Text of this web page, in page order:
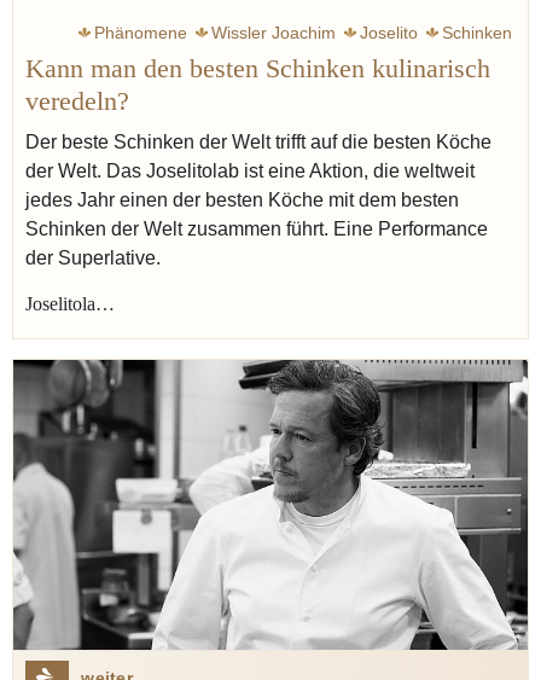
Phänomene Wissler Joachim Joselito Schinken
Kann man den besten Schinken kulinarisch
veredeln?
Der beste Schinken der Welt trifft auf die besten Köche
der Welt. Das Joselitolab ist eine Aktion, die weltweit
jedes Jahr einen der besten Köche mit dem besten
Schinken der Welt zusammen führt. Eine Performance
der Superlative.
Joselitola…